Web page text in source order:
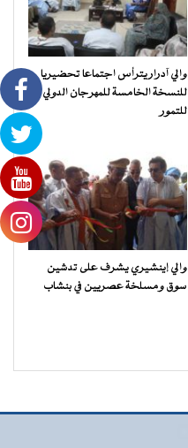
والي آدرار يترأس اجتماعا تحضيريا
للنسخة الخامسة للمهرجان الدولي
للتمور
والي إينشيري يشرف على تدشين
سوق ومسلخة عصريين في بنشاب